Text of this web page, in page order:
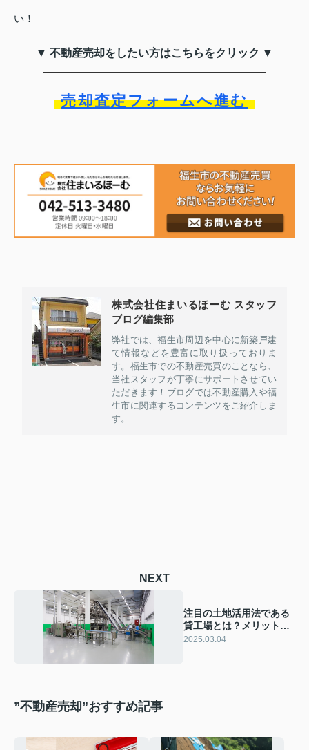
い！
▼ 不動産売却をしたい方はこちらをクリック ▼
売却査定フォームへ進む
株式会社住まいるほーむ スタッフ
ブログ編集部
弊社では、福生市周辺を中心に新築戸建
て情報などを豊富に取り扱っておりま
す。福生市での不動産売買のことなら、
当社スタッフが丁寧にサポートさせてい
ただきます！ブログでは不動産購入や福
生市に関連するコンテンツをご紹介しま
す。
NEXT
注目の土地活用法である
貸工場とは？メリット・
デメリットを解説
2025.03.04
”不動産売却”おすすめ記事